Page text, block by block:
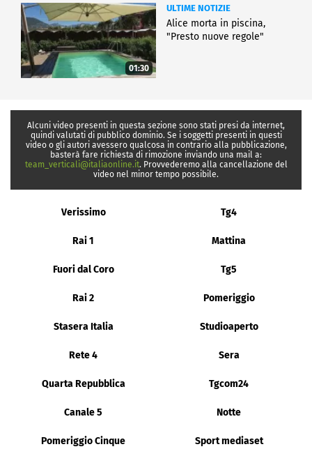
01:30
ULTIME NOTIZIE
Alice morta in piscina,
"Presto nuove regole"
Alcuni video presenti in questa sezione sono stati presi da internet,
quindi valutati di pubblico dominio. Se i soggetti presenti in questi
video o gli autori avessero qualcosa in contrario alla pubblicazione,
basterà fare richiesta di rimozione inviando una mail a:
team_verticali@italiaonline.it. Provvederemo alla cancellazione del
video nel minor tempo possibile.
Verissimo Tg4
Rai 1 Mattina
Fuori dal Coro Tg5
Rai 2 Pomeriggio
Stasera Italia Studioaperto
Rete 4 Sera
Quarta Repubblica Tgcom24
Canale 5 Notte
Pomeriggio Cinque Sport mediaset